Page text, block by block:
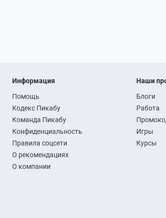
Информация
Помощь
Кодекс Пикабу
Команда Пикабу
Конфиденциальность
Правила соцсети
О рекомендациях
О компании
Наши
Блоги
Работа
Игры
Курсы